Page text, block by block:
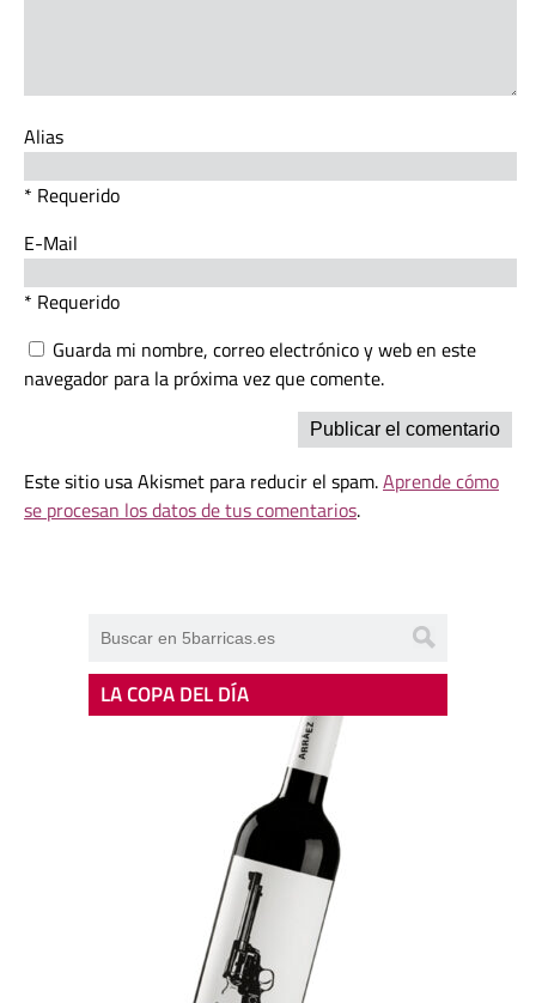
Alias
* Requerido
E-Mail
* Requerido
Guarda mi nombre, correo electrónico y web en este
navegador para la próxima vez que comente.
Este sitio usa Akismet para reducir el spam.Aprende cómo
se procesan los datos de tus comentarios.
LA COPA DEL DÍA